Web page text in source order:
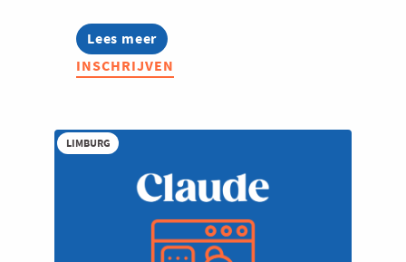
Lees meer
about
AI-
strategie
procesanalyse
tot
automatisatie
INSCHRIJVEN
LIMBURG